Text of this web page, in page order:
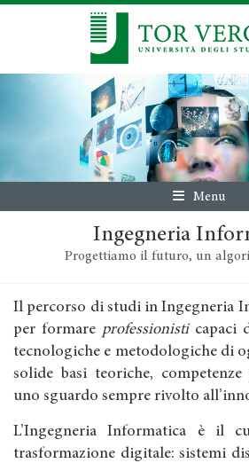
Menu
Ingegneria
Progettiamo il futuro, un
Il percorso di studi in Ingegneria
per formare professionisticapaci
tecnologiche e metodologiche di
solide basi teoriche, competenze
uno sguardo sempre rivolto
L’Ingegneria Informatica è il
trasformazione digitale: sistemi